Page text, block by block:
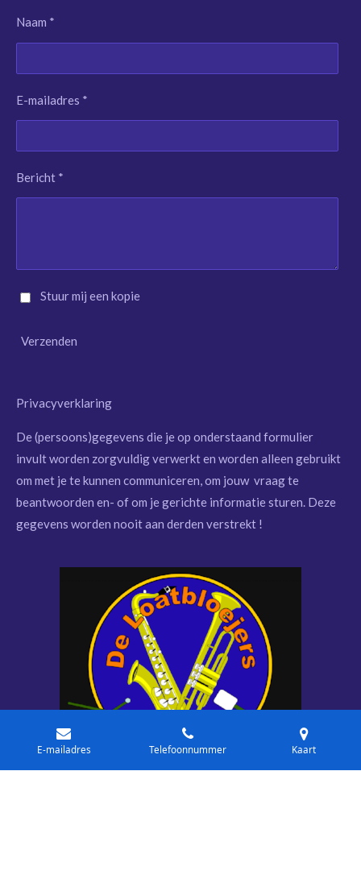
Naam *
E-mailadres *
Bericht *
Stuur mij een kopie
Verzenden
Privacyverklaring
De (persoons)gegevens die je op onderstaand formulier
invult worden zorgvuldig verwerkt en worden alleen gebruikt
om met je te kunnen communiceren, om jouw vraag te
beantwoorden en- of om je gerichte informatie sturen. Deze
gegevens worden nooit aan derden verstrekt !
E-mailadres Telefoonnummer Kaart